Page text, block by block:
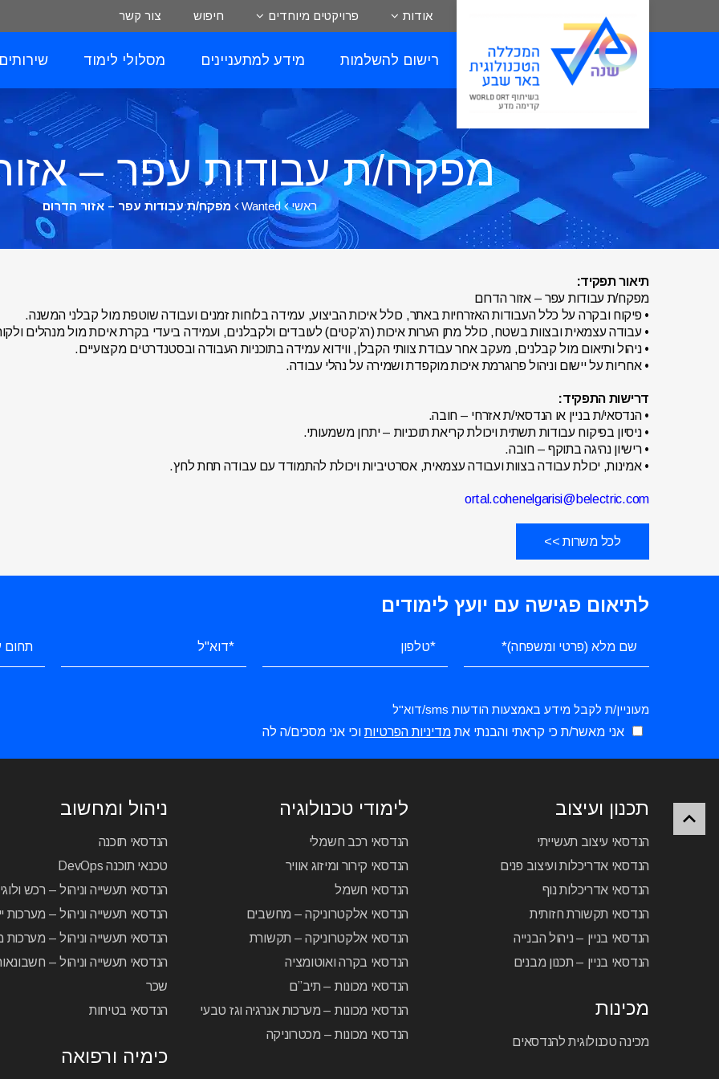
אודות פרויקטים מיוחדים חיפוש צור קשר
רישום להשלמות מידע למתעניינים מסלולי לימוד
מפקח/ת עבודות עפר –
ראשי Wanted מפקח/ת עבודות עפר – אזור הדרום
תיאור תפקיד:
מפקח/ת עבודות עפר – אזור הדרום
• פיקוח ובקרה על כלל העבודות האזרחיות באתר, כולל איכות הביצוע, עמידה בלוחות זמנים ועבודה שוטפת מול קבלני המשנה.
• עבודה עצמאית ובצוות בשטח, כולל מתן הערות איכות (רג’קטים) לעובדים ולקבלנים, ועמידה ביעדי בקרת איכות מול מנהלים
• ניהול ותיאום מול קבלנים, מעקב אחר עבודת צוותי הקבלן, ווידוא עמידה בתוכניות העבודה ובסטנדרטים מקצועיים.
• אחריות על יישום וניהול פרוגרמת איכות מוקפדת ושמירה על נהלי עבודה.
דרישות התפקיד:
• הנדסאי/ת בניין או הנדסאי/ת אזרחי – חובה.
• ניסיון בפיקוח עבודות תשתית ויכולת קריאת תוכניות – יתרון משמעותי.
• רישיון נהיגה בתוקף – חובה.
• אמינות, יכולת עבודה בצוות ועבודה עצמאית, אסרטיביות ויכולת להתמודד עם עבודה תחת לחץ.
ortal.cohenelgarisi@belectric.com
לכל משרות >>
לתיאום פגישה עם יועץ לימודים
מעוניין/ת לקבל מידע באמצעות הודעות sms/דוא"ל
אני מאשר/ת כי קראתי והבנתי את מדיניות הפרטיות וכי אני מסכים/ה לה
תכנון ועיצוב
הנדסאי עיצוב תעשייתי
הנדסאי אדריכלות ועיצוב פנים
הנדסאי אדריכלות נוף
הנדסאי תקשורת חזותית
הנדסאי בניין – ניהול הבנייה
הנדסאי בניין – תכנון מבנים
מכינות
מכינה טכנולוגית להנדסאים
לימודי טכנולוגיה
הנדסאי רכב חשמלי
הנדסאי קירור ומיזוג אוויר
הנדסאי חשמל
הנדסאי אלקטרוניקה – מחשבים
הנדסאי אלקטרוניקה – תקשורת
הנדסאי בקרה ואוטומציה
הנדסאי מכונות – תיב”ם
הנדסאי מכונות – מערכות אנרגיה וגז טבעי
הנדסאי מכונות – מכטרוניקה
ניהול ומחשוב
הנדסאי תוכנה
טכנאי תוכנה DevOps
הנדסאי תעשייה וניהול – רכש
הנדסאי תעשייה וניהול – מערכות
הנדסאי תעשייה וניהול – מערכות
הנדסאי תעשייה וניהול –
שכר
הנדסאי בטיחות
כימיה ורפואה